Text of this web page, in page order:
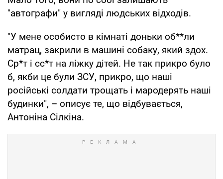
"автографи" у вигляді людських відходів.
"У мене особисто в кімнаті доньки об**ли
матрац, закрили в машині собаку, який здох.
Ср*т і сс*т на ліжку дітей. Не так прикро було
б, якби це були ЗСУ, прикро, що наші
російські солдати трощать і мародерять наші
будинки", – описує те, що відбувається,
Антоніна Сілкіна.